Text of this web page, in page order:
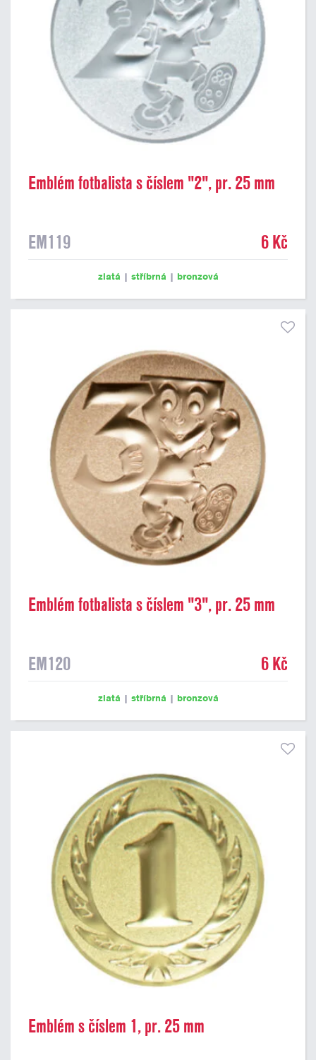
Emblém fotbalista s číslem "2", pr. 25 mm
EM119 6 Kč
zlatá | stříbrná | bronzová
Emblém fotbalista s číslem "3", pr. 25 mm
EM120 6 Kč
zlatá | stříbrná | bronzová
Emblém s číslem 1, pr. 25 mm